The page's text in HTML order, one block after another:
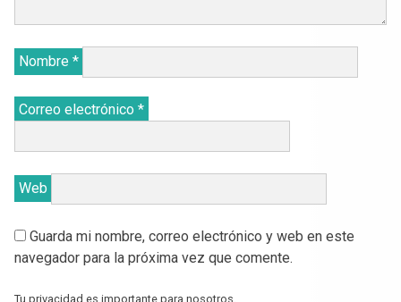
Nombre *
Correo electrónico *
Web
Guarda mi nombre, correo electrónico y web en este
navegador para la próxima vez que comente.
Tu privacidad es importante para nosotros.